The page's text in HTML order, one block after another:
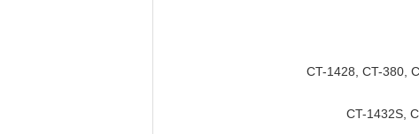
CT-1428, CT-380,
CT-1432S,